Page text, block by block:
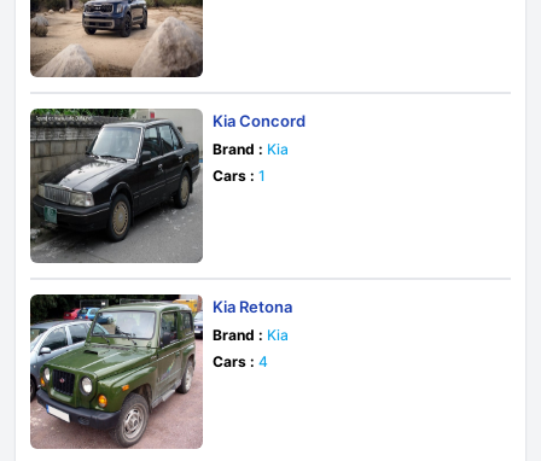
Kia Concord
Brand : Kia
Cars : 1
Kia Retona
Brand : Kia
Cars : 4